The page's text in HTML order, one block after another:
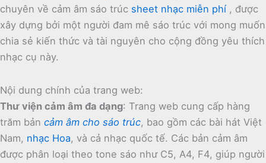
chuyên về cảm âm sáo trúc sheet nhạc miễn phí , được
xây dựng bởi một người đam mê sáo trúc với mong muốn
chia sẻ kiến thức và tài nguyên cho cộng đồng yêu thích
nhạc cụ này.
Nội dung chính của trang web:
Thư viện cảm âm đa dạng: Trang web cung cấp hàng
trăm bản cảm âm cho sáo trúc, bao gồm các bài hát Việt
Nam, nhạc Hoa, và cả nhạc quốc tế. Các bản cảm âm
được phân loại theo tone sáo như C5, A4, F4, giúp người